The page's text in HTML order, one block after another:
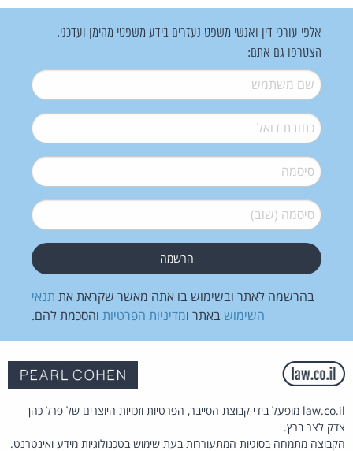
אלפי עורכי דין ואנשי משפט נעזרים בידע משפטי מהימן ועדכני.
הצטרפו גם אתם:
שם משתמש*
דואל*
סיסמה*
סיסמה (שוב)*
בהרשמה לאתר ובשימוש בו אתה מאשר שקראת את תנאי
השימוש באתר ומדיניות הפרטיות והסכמת להם.
law.co.il מופעל בידי קבוצת הסייבר, הפרטיות וזכויות היוצרים של פרל כהן
צדק לצר ברץ.
הקבוצה מתמחה בסוגיות המתעוררות בעת שימוש בטכנולוגיות מידע ואינטרנט.